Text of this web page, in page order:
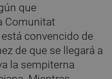
que
Comunitat
convencido de
de que se llegará a
la sempiterna